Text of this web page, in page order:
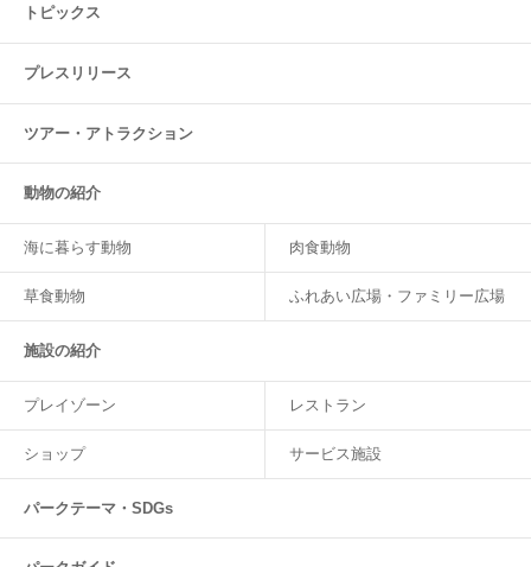
トピックス
プレスリリース
ツアー・ アトラクション
動物の紹介
海に暮らす動物 肉食動物
草食動物 ふれあい広場・ファミリー広場
施設の紹介
プレイゾーン レストラン
ショップ サービス施設
パークテーマ・SDGs